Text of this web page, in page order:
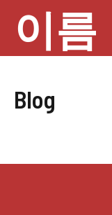
로
이름
Blog